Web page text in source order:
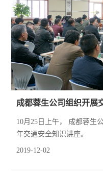
成都蓉生公司组织开展
10月25日上午， 成都蓉生
年交通安全知识讲座。
2019-12-02